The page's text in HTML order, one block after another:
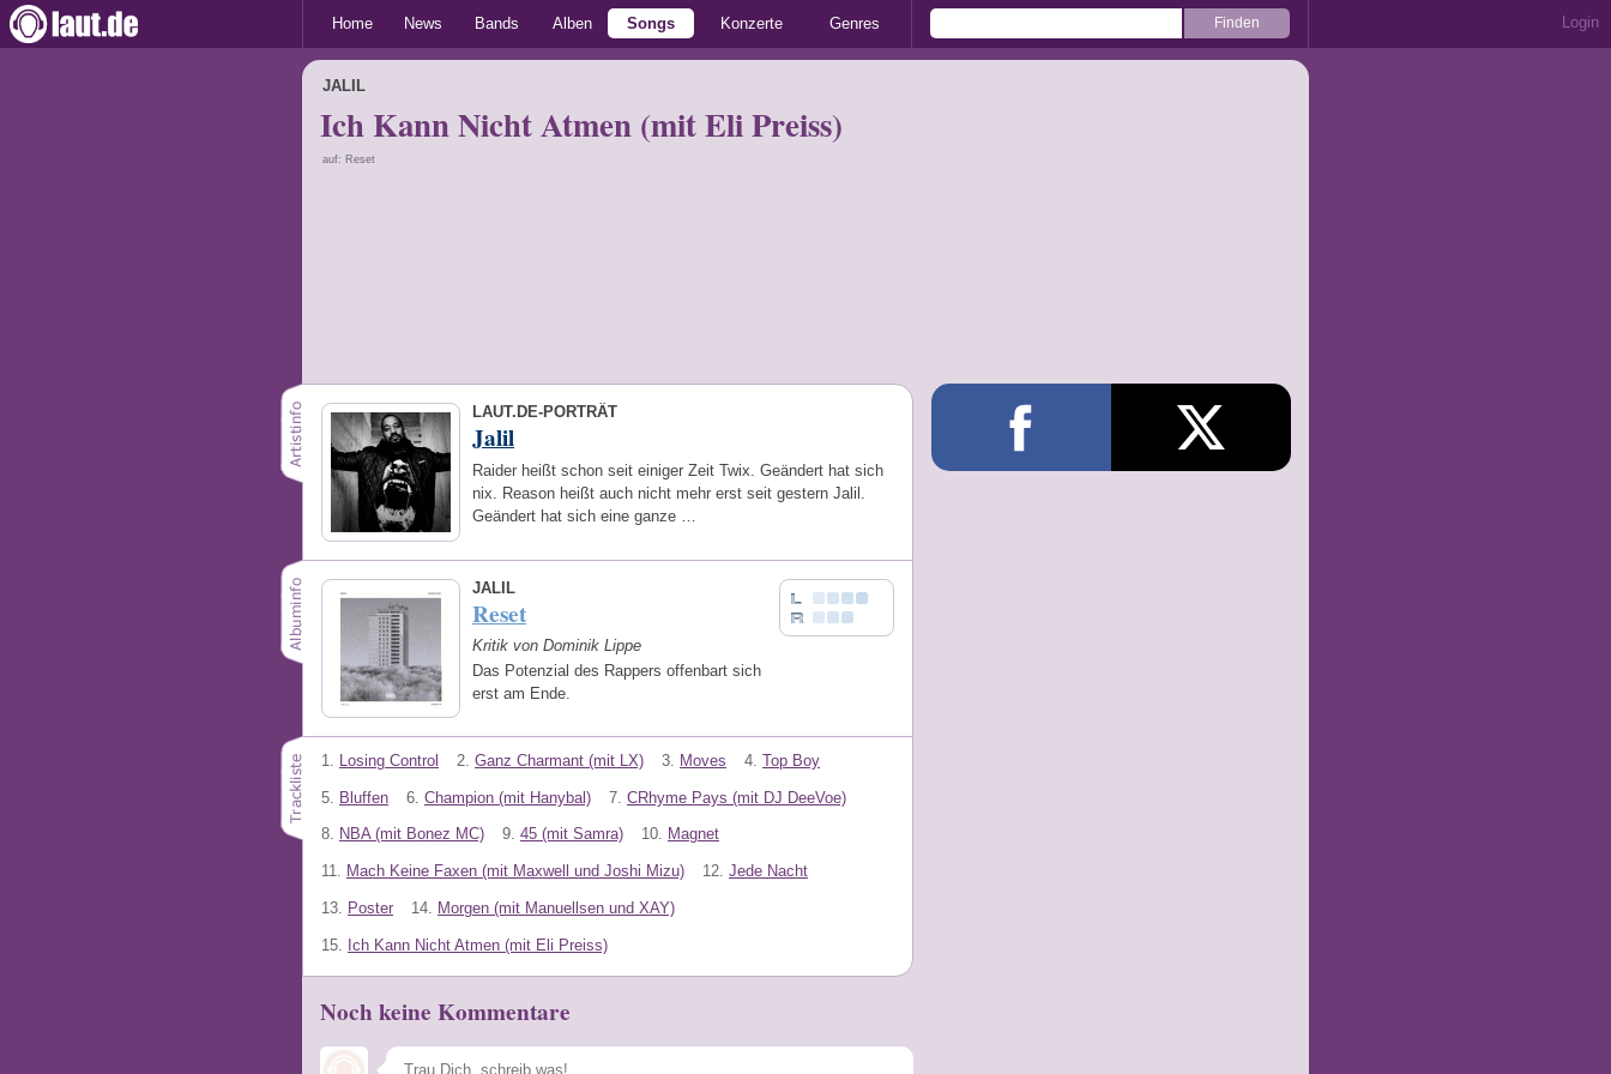
Home News Bands Alben Songs Konzerte Genres Login
JALIL
Ich Kann Nicht Atmen (mit Eli Preiss)
auf: Reset
LAUT.DE-PORTRÄT
Jalil
Raider heißt schon seit einiger Zeit Twix. Geändert hat sich
nix. Reason heißt auch nicht mehr erst seit gestern Jalil.
Geändert hat sich eine ganze …
JALIL
Reset
Kritik von Dominik Lippe
Das Potenzial des Rappers offenbart sich
erst am Ende.
1. Losing Control 2. Ganz Charmant (mit LX) 3. Moves 4. Top Boy
5. Bluffen 6. Champion (mit Hanybal) 7. CRhyme Pays (mit DJ DeeVoe)
8. NBA (mit Bonez MC) 9. 45 (mit Samra) 10. Magnet
11. Mach Keine Faxen (mit Maxwell und Joshi Mizu) 12. Jede Nacht
13. Poster 14. Morgen (mit Manuellsen und XAY)
15. Ich Kann Nicht Atmen (mit Eli Preiss)
Noch keine Kommentare